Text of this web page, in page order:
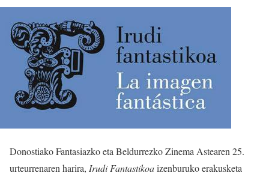
Donostiako Fantasiazko eta Beldurrezko Zinema Astearen 25.
urteurrenaren harira, Irudi Fantastikoaizenburuko erakusketa